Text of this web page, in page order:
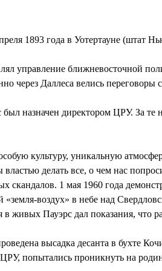
1893 года в Уотертауне (штат
управление ближневосточной
через Даллеса велись переговоры
назначен директором ЦРУ. За те
культуру, уникальную
делать все, о чем нас
скандалов. 1 мая 1960 года
«земля-воздух» в небе над
в живых Пауэрс дал показания, что
высадка десанта в бухте
попытались проникнуть на